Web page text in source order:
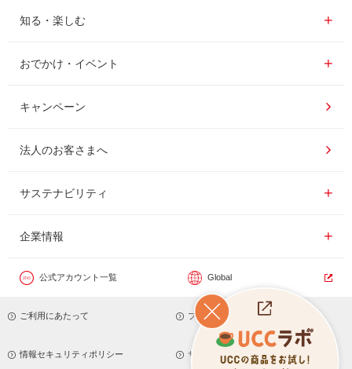
レギュラーコーヒー
インスタントコーヒー
ドリップポッド
知る・楽しむ
知る・楽しむ一覧
おいしいコーヒーの淹れ方
コーヒー百科
レシピ
おでかけ・イベント
おでかけ・イベント情報一覧
UCCコーヒー博物館
UCCコーヒーアカデミー
工場見学
東京ディズニーリゾート®︎
カフェのお仕事体験
キャンペーン
法人のお客さまへ
サステナビリティ
サステナビリティ
企業情報
企業情報一覧
公式アカウント一覧 Global
ご利用にあたって プライバシーポリシー
情報セキュリティポリシー サイトマップ